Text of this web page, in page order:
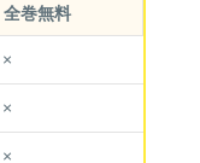
全巻無料
×
×
×